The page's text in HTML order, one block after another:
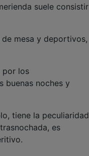
suele consistir
mesa y deportivos,
por los
buenas noches y
tiene la peculiaridad
es